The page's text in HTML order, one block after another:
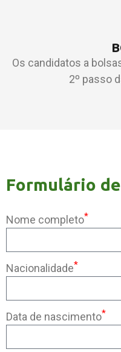
Os candidatos a
2º passo
Formulário
Nome completo*
Nacionalidade*
Data de nascimento*